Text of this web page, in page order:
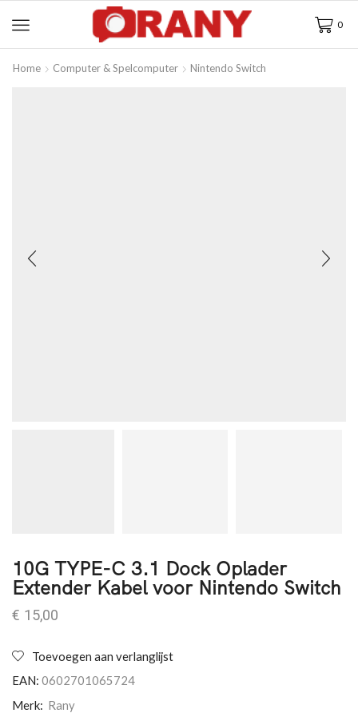
0
Home Computer & Spelcomputer Nintendo Switch
10G TYPE-C 3.1 Dock Oplader
Extender Kabel voor Nintendo Switch
€ 15,00
Toevoegen aan verlanglijst
EAN: 0602701065724
Merk: Rany